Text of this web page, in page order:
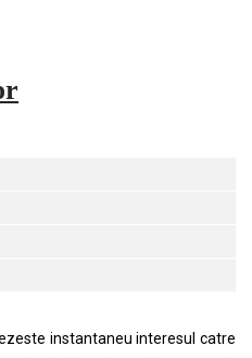
instantaneu interesul catre